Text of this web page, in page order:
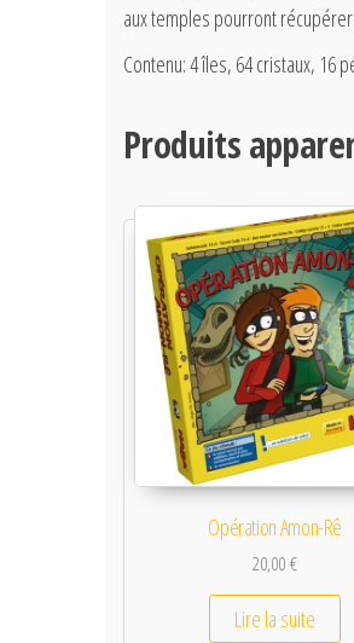
aux temples pourront
Contenu: 4 îles, 64 cristaux, 16
Produits
Opération Amon-Rê
20,00€
Lire la suite